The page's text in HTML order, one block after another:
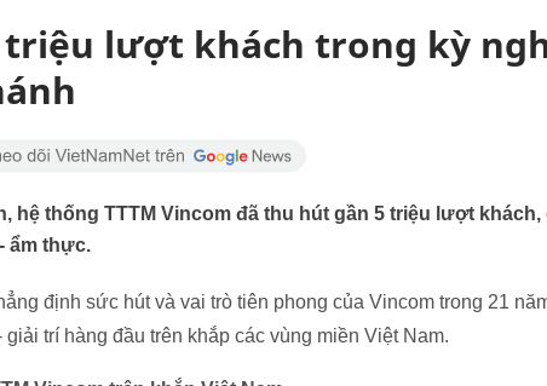
triệu lượt khách trong kỳ
hệ thống TTTM Vincom đã thu hút gần 5 triệu lượt khách,
ẩm thực.
định sức hút và vai trò tiên phong của Vincom trong 21
trí hàng đầu trên khắp các vùng miền Việt Nam.